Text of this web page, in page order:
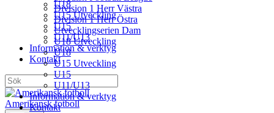
U18
U15 Utveckling
U15
U11/U13
Information & verktyg
Kontakt
Sök
Amerikansk fotboll
Division 1 Herr Västra
Division 1 Herr Östra
Utvecklingserien Dam
U18 Utveckling
U18
U15 Utveckling
U15
U11/U13
Information & verktyg
Kontakt